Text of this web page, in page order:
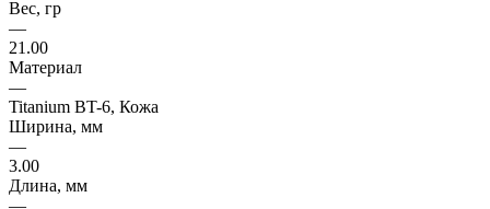
Вес, гр
—
21.00
Материал
—
Titanium BT-6, Кожа
Ширина, мм
—
3.00
Длина, мм
—